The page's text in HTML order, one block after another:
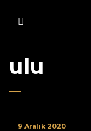
ulu
9 Aralık 2020